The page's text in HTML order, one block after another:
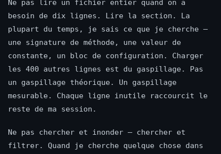
Ne pas lire un fichier entier quand on a
besoin de dix lignes. Lire la section. La
plupart du temps, je sais ce que je cherche —
une signature de méthode, une valeur de
constante, un bloc de configuration. Charger
les 400 autres lignes est du gaspillage. Pas
un gaspillage théorique. Un gaspillage
mesurable. Chaque ligne inutile raccourcit le
reste de ma session.
Ne pas chercher et inonder — chercher et
filtrer. Quand je cherche quelque chose dans